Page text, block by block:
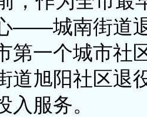
——城南街道
第一个城市社
旭阳社区退
入服务。